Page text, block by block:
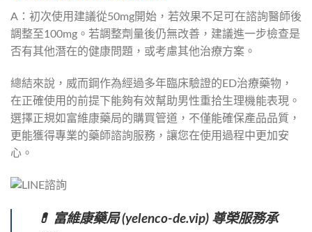
A：初次使用建議從50mg開始，若效果不足可在諮詢醫師後
調整至100mg。若調整劑量後仍無改善，建議進一步檢查是
否有其他潛在的健康問題，或考慮其他治療方案。
總結來說，威而鋼作為經過多年臨床驗證的ED治療藥物，
在正確使用的前提下能夠有效幫助男性重拾生理機能表現。
選擇正規如富維康藥局的購買管道，不僅能確保產品品質，
更能獲得專業的藥師諮詢服務，讓您在使用過程中更加安
心。
💊 富維康藥局 (yelenco-de.vip) 尊榮服務承